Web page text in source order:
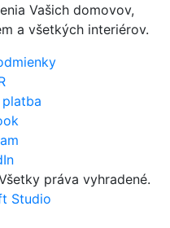
Vašich domovov,
a všetkých interiérov.
práva vyhradené.
Studio